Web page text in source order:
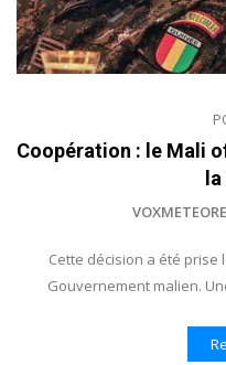
Coopération : le Mali
VOXMETEORE
Cette décision a été prise
Gouvernement malien.